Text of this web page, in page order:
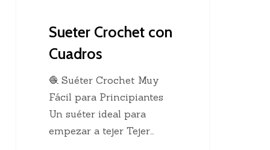
Sueter Crochet con
Cuadros
🧶 Suéter Crochet Muy
Fácil para Principiantes
Un suéter ideal para
empezar a tejer Tejer…